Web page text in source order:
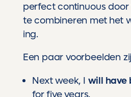
perfect continuous door
te combineren met het
ing.
Een paar voorbeelden
Next week, I will have
for five years.